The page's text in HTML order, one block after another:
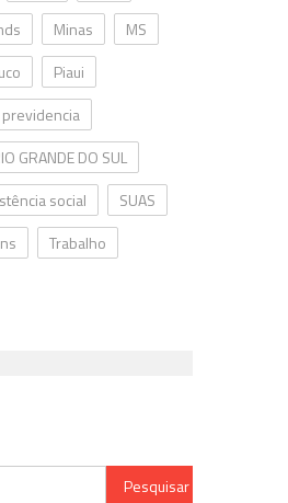
Minas
MS
Piaui
previdencia
GRANDE DO SUL
social
SUAS
Trabalho
Pesquisar